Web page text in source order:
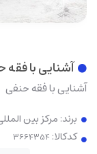
آشنایی با فقه
آشنایی با فقه حنفی
برند: مرکز بین
کدکالا: